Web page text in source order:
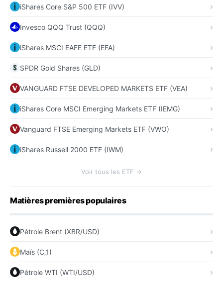
iShares Core S&P 500 ETF (IVV)
Invesco QQQ Trust (QQQ)
iShares MSCI EAFE ETF (EFA)
SPDR Gold Shares (GLD)
VANGUARD FTSE DEVELOPED MARKETS ETF (VEA)
iShares Core MSCI Emerging Markets ETF (IEMG)
Vanguard FTSE Emerging Markets ETF (VWO)
iShares Russell 2000 ETF (IWM)
Voir tous les ETF →
Matières premières populaires
Pétrole Brent (XBR/USD)
Maïs (C_1)
Pétrole WTI (WTI/USD)